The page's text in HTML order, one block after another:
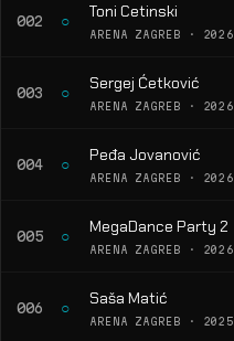
002 ○ Toni Cetinski
ARENA ZAGREB · 2026
003 ○ Sergej Ćetković
ARENA ZAGREB · 2026
004 ○ Peđa Jovanović
ARENA ZAGREB · 2026
005 ○ MegaDance Party 2
ARENA ZAGREB · 2026
006 ○ Saša Matić
ARENA ZAGREB · 2025